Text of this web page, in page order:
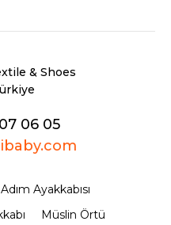
& Shoes
06 05
Ayakkabısı
Müslin Örtü